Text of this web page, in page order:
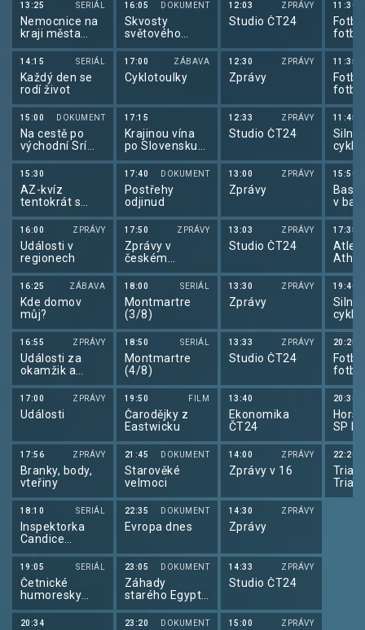
13:25 SERIÁL
Nemocnice na
kraji města
(3/20)
14:15 SERIÁL
Každý den se
rodí život
15:00 DOKUMENT
Na cestě po
východní Srí
Lance
15:30
AZ-kvíz
tentokrát s
Betano
16:00 ZPRÁVY
Události v
regionech
16:25 ZÁBAVA
Kde domov
můj?
16:55 ZPRÁVY
Události za
okamžik a
počasí
17:00 ZPRÁVY
Události
17:56 ZPRÁVY
Branky, body,
vteřiny
18:10 SERIÁL
Inspektorka
Candice
Renoirová IX
19:05 SERIÁL
Četnické
humoresky
(27/39)
20:34
16:05 DOKUMENT
Skvosty
světového
stavitelství
17:00 ZÁBAVA
Cyklotoulky
17:15
Krajinou vína
po Slovensku
(2/6)
17:40 DOKUMENT
Postřehy
odjinud
17:50 ZPRÁVY
Zprávy v
českém
znakovém
jazyce
18:00 SERIÁL
Montmartre
(3/8)
18:50 SERIÁL
Montmartre
(4/8)
19:50 FILM
Čarodějky z
Eastwicku
21:45 DOKUMENT
Starověké
velmoci
22:35 DOKUMENT
Evropa dnes
23:05 DOKUMENT
Záhady
starého Egypta
(2/10)
23:20 DOKUMENT
12:03 ZPRÁVY
Studio ČT24
12:30 ZPRÁVY
Zprávy
12:33 ZPRÁVY
Studio ČT24
13:00 ZPRÁVY
Zprávy
13:03 ZPRÁVY
Studio ČT24
13:30 ZPRÁVY
Zprávy
13:33 ZPRÁVY
Studio ČT24
13:40
Ekonomika
ČT24
14:00 ZPRÁVY
Zprávy v 16
14:30 ZPRÁVY
Zprávy
14:33 ZPRÁVY
Studio ČT24
15:00 ZPRÁVY
11:30
2026
11:35
2026
11:45
de
15:50
v
U17
17:35
Tour
19:40
de
20:25
2026
20:30
SP
kol
22:20